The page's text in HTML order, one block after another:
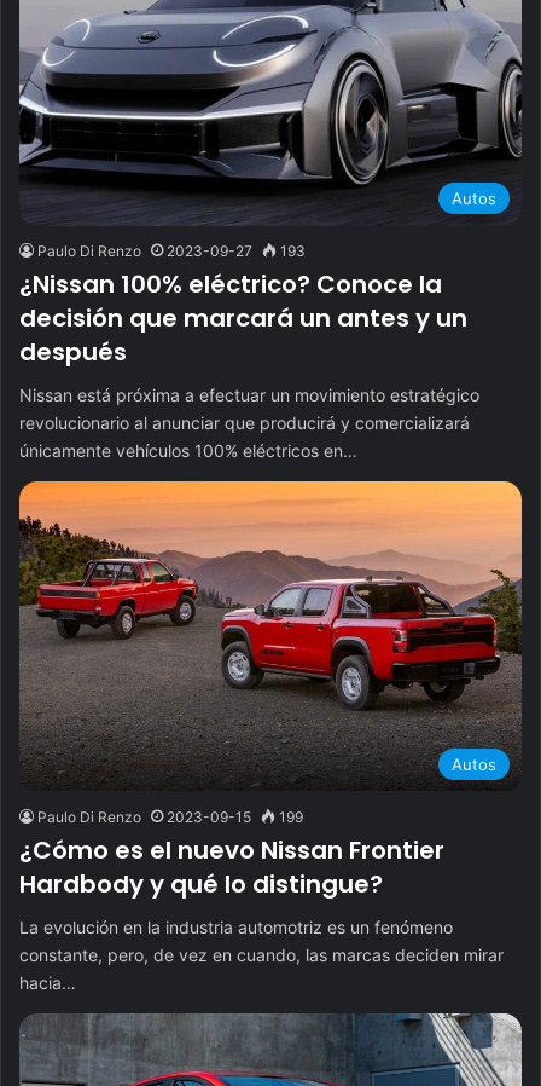
Autos
Paulo Di Renzo 2023-09-27 193
¿Nissan 100% eléctrico? Conoce la
decisión que marcará un antes y un
después
Nissan está próxima a efectuar un movimiento estratégico
revolucionario al anunciar que producirá y comercializará
únicamente vehículos 100% eléctricos en…
Autos
Paulo Di Renzo 2023-09-15 199
¿Cómo es el nuevo Nissan Frontier
Hardbody y qué lo distingue?
La evolución en la industria automotriz es un fenómeno
constante, pero, de vez en cuando, las marcas deciden mirar
hacia…